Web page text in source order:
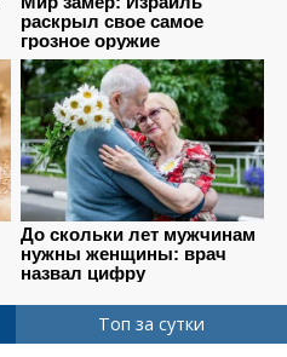
Топ за сутки